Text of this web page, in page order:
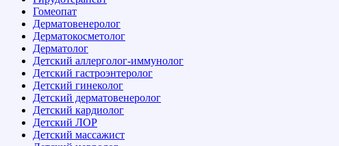
Гомеопат
Дерматовенеролог
Дерматокосметолог
Дерматолог
Детский аллерголог-иммунолог
Детский гастроэнтеролог
Детский гинеколог
Детский дерматовенеролог
Детский кардиолог
Детский ЛОР
Детский массажист